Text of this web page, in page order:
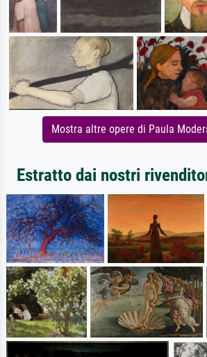
Mostra altre opere di Paula
Estratto dai nostri